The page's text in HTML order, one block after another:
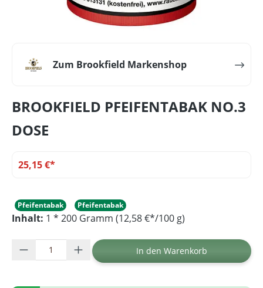
Zum Brookfield Markenshop
BROOKFIELD PFEIFENTABAK NO.3
DOSE
25,15 €*
Pfeifentabak Pfeifentabak
Inhalt: 1 * 200 Gramm (12,58 €*/100 g)
Produkt Anzahl: Gib den gewünschten
In den Warenkorb